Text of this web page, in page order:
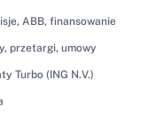
ABB, finansowanie
przetargi, umowy
Turbo (ING N.V.)